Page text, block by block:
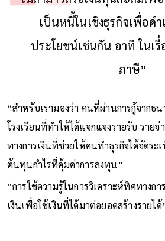
เป็นหนี้ในเชิงธุรกิจเพื่อด
ประโยชน์เช่นกัน อาทิ ในเ
ภาษี”
“สำหรับเรามองว่า คนที่ผ่านการกู้จากธ
โรงเรียนที่ทำให้ได้แจกแจงรายรับ ราย
ทางการเงินที่ช่วยให้คนทำธุรกิจได้จัดระ
ต้นทุนกำไรที่คุ้มค่าการลงทุน”
“การใช้ความรู้ในการวิเคราะห์ทิศทางก
เงินเพื่อใช้เงินที่ได้มาต่อยอดสร้างรายได้